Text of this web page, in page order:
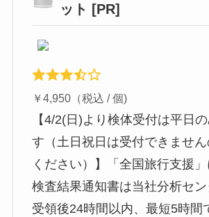
ット [PR]
￥4,950（税込 / 個)
【4/2(日)より検体受付は平日
す（土日祝日は受付できませ
ください）】「全国旅行支援」
検査結果通知書は当社分析セ
受領後24時間以内、最短5時間